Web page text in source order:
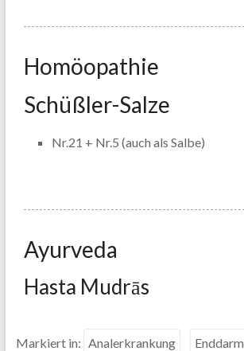
Homöopathie
Schüßler-Salze
Nr.21 + Nr.5 (auch als Salbe)
Ayurveda
Hasta Mudrās
Markiert in: Analerkrankung Enddarm